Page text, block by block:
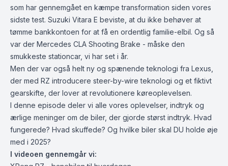
som har gennemgået en kæmpe transformation siden vores
sidste test. Suzuki Vitara E beviste, at du ikke behøver at
tømme bankkontoen for at få en ordentlig familie-elbil. Og så
var der Mercedes CLA Shooting Brake - måske den
smukkeste stationcar, vi har set i år.
Men der var også helt ny og spænende teknologi fra Lexus,
der med RZ introducere steer-by-wire teknologi og et fiktivt
gearskifte, der lover at revolutionere køreoplevelsen.
I denne episode deler vi alle vores oplevelser, indtryk og
ærlige meninger om de biler, der gjorde størst indtryk. Hvad
fungerede? Hvad skuffede? Og hvilke biler skal DU holde øje
med i 2025?
I videoen gennemgår vi: